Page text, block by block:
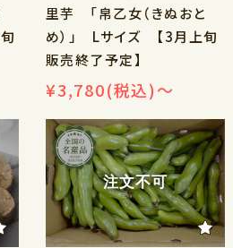
里芋 「帛乙女（きぬおと
め）」 Lサイズ 【3月上旬
販売終了予定】
¥3,780(税込)～
注文不可